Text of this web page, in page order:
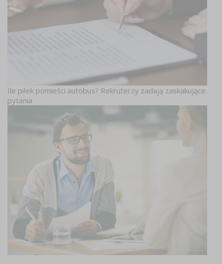
Ile piłek pomieści autobus? Rekruterzy zadają zaskakujące
pytania